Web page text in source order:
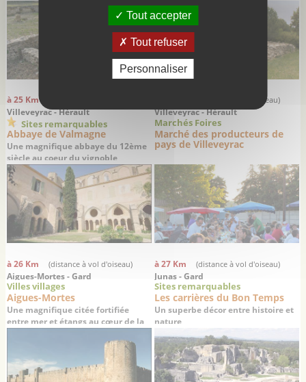
romains
à 25 Km
Villeveyrac - Hérault
Sites remarquables
Abbaye de Valmagne
Une magnifique abbaye du 12ème
siècle au coeur du vignoble
languedocien
(distance à vol d'oiseau)
Villeveyrac - Hérault
Marchés Foires
Marché des producteurs de
pays de Villeveyrac
à 26 Km (distance à vol d'oiseau)
Aigues-Mortes - Gard
Villes villages
Aigues-Mortes
Une magnifique citée fortifiée
entre mer et étangs au cœur de la
à 27 Km (distance à vol d'oiseau)
Junas - Gard
Sites remarquables
Les carrières du Bon Temps
Un superbe décor entre histoire et
nature
Tout accepter
Tout refuser
Personnaliser